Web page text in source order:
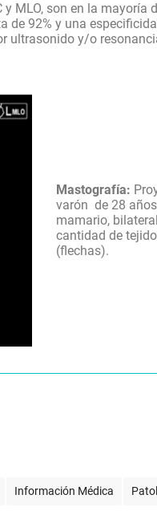
MLO, son en la mayoría
92% y una
ultrasonido y/o
Mastografía:
varón de 28
mamario,
cantidad de
(flechas).
Información Médica